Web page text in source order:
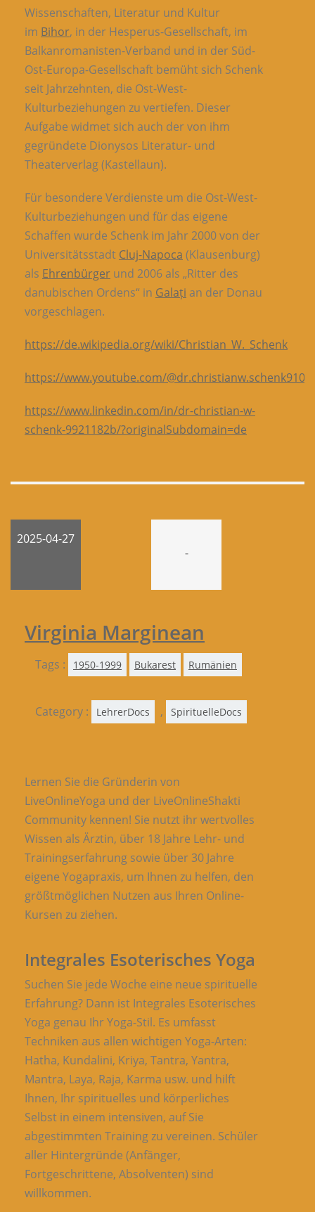
Wissenschaften, Literatur und Kultur
im Bihor, in der Hesperus-Gesellschaft, im
Balkanromanisten-Verband und in der Süd-
Ost-Europa-Gesellschaft bemüht sich Schenk
seit Jahrzehnten, die Ost-West-
Kulturbeziehungen zu vertiefen. Dieser
Aufgabe widmet sich auch der von ihm
gegründete Dionysos Literatur- und
Theaterverlag (Kastellaun).
Für besondere Verdienste um die Ost-West-
Kulturbeziehungen und für das eigene
Schaffen wurde Schenk im Jahr 2000 von der
Universitätsstadt Cluj-Napoca (Klausenburg)
als Ehrenbürger und 2006 als „Ritter des
danubischen Ordens“ in Galați an der Donau
vorgeschlagen.
https://de.wikipedia.org/wiki/Christian_W._Schenk
https://www.youtube.com/
https://www.linkedin.com/in/dr-christian-w-
schenk-9921182b/?originalSubdomain=de
2025-04-27
-
Virginia Marginean
Tags : 1950-1999 Bukarest Rumänien
Category : LehrerDocs , SpirituelleDocs
Lernen Sie die Gründerin von
LiveOnlineYoga und der LiveOnlineShakti
Community kennen! Sie nutzt ihr wertvolles
Wissen als Ärztin, über 18 Jahre Lehr- und
Trainingserfahrung sowie über 30 Jahre
eigene Yogapraxis, um Ihnen zu helfen, den
größtmöglichen Nutzen aus Ihren Online-
Kursen zu ziehen.
Integrales Esoterisches Yoga
Suchen Sie jede Woche eine neue spirituelle
Erfahrung? Dann ist Integrales Esoterisches
Yoga genau Ihr Yoga-Stil. Es umfasst
Techniken aus allen wichtigen Yoga-Arten:
Hatha, Kundalini, Kriya, Tantra, Yantra,
Mantra, Laya, Raja, Karma usw. und hilft
Ihnen, Ihr spirituelles und körperliches
Selbst in einem intensiven, auf Sie
abgestimmten Training zu vereinen. Schüler
aller Hintergründe (Anfänger,
Fortgeschrittene, Absolventen) sind
willkommen.